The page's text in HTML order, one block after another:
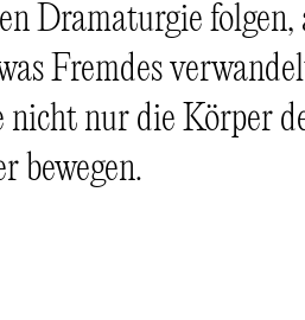
Dramaturgie folgen,
Fremdes
nicht nur die Körper
bewegen.